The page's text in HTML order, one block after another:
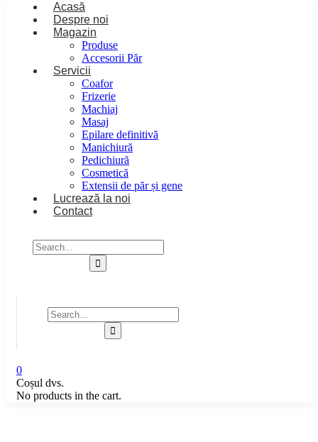
Acasă
Despre noi
Magazin
Produse
Accesorii Păr
Servicii
Coafor
Frizerie
Machiaj
Masaj
Epilare definitivă
Manichiură
Pedichiură
Cosmetică
Extensii de păr și gene
Lucrează la noi
Contact
0
Coșul dvs.
No products in the cart.